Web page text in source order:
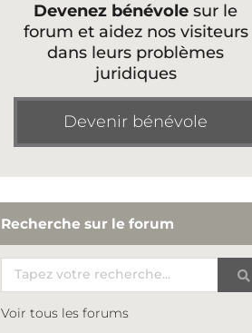
Devenez bénévole sur le
forum et aidez nos visiteurs
dans leurs problèmes
juridiques
Devenir bénévole
Recherche sur le forum
Voir tous les forums